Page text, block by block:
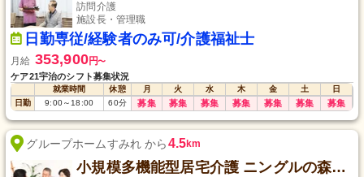
訪問介護
施設長・管理職
日勤専従/経験者のみ可/介護福祉士
月給 353,900円〜
ケア21宇治のシフト募集状況
就業時間 休憩 月 火 水 木 金 土
日
日勤
9:00～ 18:00 60分 募集 募集 募集 募集 募集 募集 募集
グループホームすみれ から4.5km
小規模多機能型居宅介護 ニングルの森木幡